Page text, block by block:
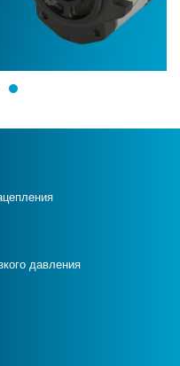
давления